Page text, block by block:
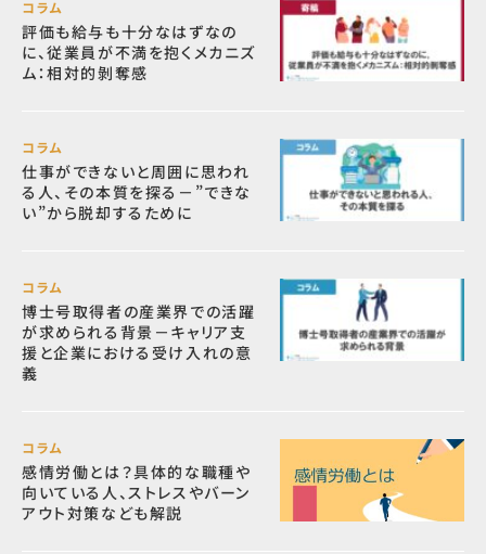
コラム
評価も給与も十分なはずなの
に、従業員が不満を抱くメカニズ
ム：相対的剝奪感
コラム
仕事ができないと周囲に思われ
る人、その本質を探る－”できな
い”から脱却するために
コラム
博士号取得者の産業界での活躍
が求められる背景－キャリア支
援と企業における受け入れの意
義
コラム
感情労働とは？具体的な職種や
向いている人、ストレスやバーン
アウト対策なども解説